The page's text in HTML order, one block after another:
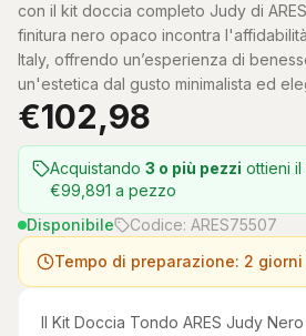
con il kit doccia completo Judy di
finitura nero opaco incontra
Italy, offrendo un’esperienza di
un'estetica dal gusto minimalista ed
€102,98
Acquistando 3 o più pezzi ottieni il
€99,891 a pezzo
Disponibile
Codice: ARES75507
Tempo di preparazione: 2
Il Kit Doccia Tondo ARES Judy